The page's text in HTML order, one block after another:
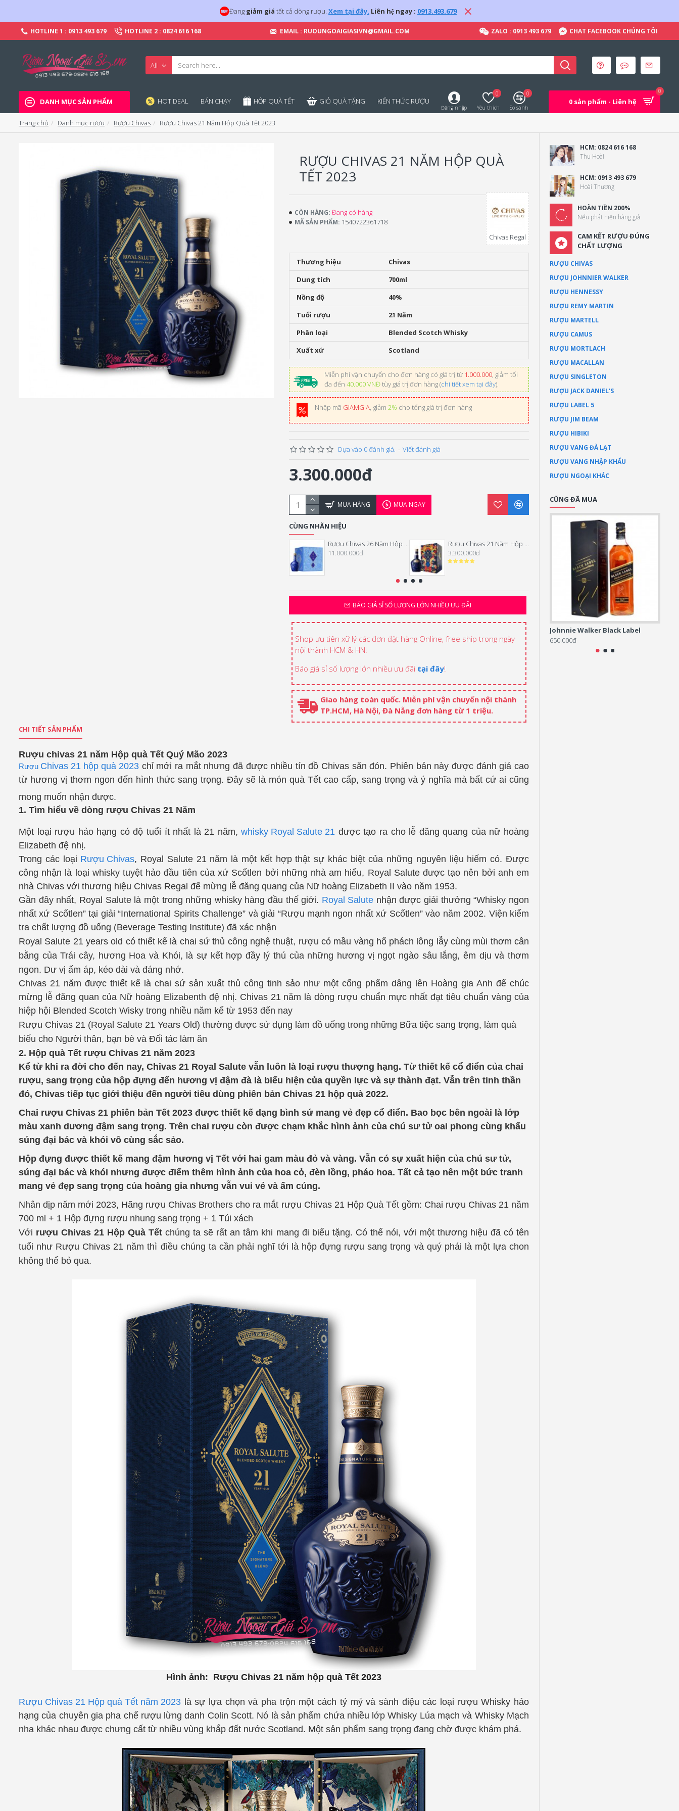
Đang giảm giá tất cả dòng rượu. Xem tại đây. Liên hệ ngay : 0913.493.679
HOTLINE 1 : 0913 493 679 HOTLINE 2 : 0824 616 168 EMAIL : RUOUNGOAIGIASIVN@GMAIL.COM ZALO : 0913 493 679 CHAT FACEBOOK CHÚNG TÔI
All
DANH MỤC SẢN PHẨM HOT DEAL BÁN CHẠY HỘP QUÀ TẾT GIỎ QUÀ TẶNG KIẾN THỨC RƯỢU
Đăng nhập Yêu thích
0
So sánh
0
0 sản phẩm - Liên hệ
0
Trang chủ Danh mục rượu Rượu Chivas Rượu Chivas 21 Năm Hộp Quà Tết 2023
RƯỢU CHIVAS 21 NĂM HỘP QUÀ
TẾT 2023
Thương hiệu
Chivas
Dung tích
700ml
Nồng độ
40%
Tuổi rượu
21 Năm
Phân loại
Blended Scotch Whisky
Xuất xứ
Scotland
Miễn phí vận chuyển cho đơn hàng có giá trị từ 1.000.000, giảm tối
đa đến 40.000 VNĐtùy giá trị đơn hàng (chi tiết xem tại đây).
Nhập mã GIAMGIA, giảm 2% cho tổng giá trị đơn hàng
CÒN HÀNG: Đang có hàng
MÃ SẢN PHẨM: 1540722361718
Chivas Regal
Dựa vào 0 đánh giá. - Viết đánh giá
3.300.000đ
MUA HÀNG MUA NGAY
BÁO GIÁ SỈ SỐ LƯỢNG LỚN NHIỀU ƯU ĐÃI
CÙNG NHÃN HIỆU
Rượu Chivas 26 Năm Hộp Quà Tết 2026
11.000.000đ
Rượu Chivas 21 Năm Hộp Quà Tết 2026
3.300.000đ
1.850.000đ
Shop ưu tiên xữ lý các đơn đặt hàng Online, free ship trong ngày
nội thành HCM & HN!
Báo giá sỉ số lượng lớn nhiều ưu đãi tại đây!
Giao hàng toàn quốc. Miễn phí vận chuyển nội thành
TP.HCM, Hà Nội, Đà Nẵng đơn hàng từ 1 triệu.
CHI TIẾT SẢN PHẨM
Rượu chivas 21 năm Hộp quà Tết Quý Mão 2023
Rượu Chivas 21 hộp quà 2023 chỉ mới ra mắt nhưng đã được nhiều tín đồ Chivas săn đón. Phiên bản này được đánh giá cao
từ hương vị thơm ngon đến hình thức sang trọng. Đây sẽ là món quà Tết cao cấp, sang trọng và ý nghĩa mà bất cứ ai cũng
mong muốn nhận được.
1. Tìm hiểu về dòng rượu Chivas 21 Năm
Một loại rượu hảo hạng có độ tuổi ít nhất là 21 năm,whisky Royal Salute 21 được tạo ra cho lễ đăng quang của nữ hoàng
Elizabeth đệ nhị.
Trong các loại Rượu Chivas, Royal Salute 21 năm là một kết hợp thật sự khác biệt của những nguyên liệu hiếm có. Được
công nhận là loại whisky tuyệt hảo đầu tiên của xứ Scốtlen bởi những nhà am hiểu, Royal Salute được tạo nên bởi anh em
nhà Chivas với thương hiệu Chivas Regal để mừng lễ đăng quang của Nữ hoàng Elizabeth II vào năm 1953.
Gần đây nhất, Royal Salute là một trong những whisky hàng đầu thế giới. Royal Salute nhận được giải thưởng “Whisky ngon
nhất xứ Scốtlen” tại giải “International Spirits Challenge” và giải “Rượu mạnh ngon nhất xứ Scốtlen” vào năm 2002. Viện kiểm
tra chất lượng đồ uống (Beverage Testing Institute) đã xác nhận
Royal Salute 21 years old có thiết kế là chai sứ thủ công nghệ thuật, rượu có mầu vàng hổ phách lông lẫy cùng mùi thơm cân
bằng của Trái cây, hương Hoa và Khói, là sự kết hợp đầy lý thú của những hương vị ngọt ngào sâu lắng, êm dịu và thơm
ngon. Dư vị ấm áp, kéo dài và đáng nhớ.
Chivas 21 năm được thiết kế là chai sứ sản xuất thủ công tinh sảo như một cống phẩm dâng lên Hoàng gia Anh để chúc
mừng lễ đăng quan của Nữ hoàng Elizabenth đệ nhị. Chivas 21 năm là dòng rượu chuẩn mực nhất đạt tiêu chuẩn vàng của
hiệp hội Blended Scotch Wisky trong nhiều năm kể từ 1953 đến nay
Rượu Chivas 21 (Royal Salute 21 Years Old) thường được sử dụng làm đồ uống trong những Bữa tiệc sang trọng, làm quà
biếu cho Người thân, bạn bè và Đối tác làm ăn
2. Hộp quà Tết rượu Chivas 21 năm 2023
Kể từ khi ra đời cho đến nay, Chivas 21 Royal Salute vẫn luôn là loại rượu thượng hạng. Từ thiết kế cổ điển của chai
rượu, sang trọng của hộp đựng đến hương vị đậm đà là biểu hiện của quyền lực và sự thành đạt. Vẫn trên tinh thần
đó, Chivas tiếp tục giới thiệu đến người tiêu dùng phiên bản Chivas 21 hộp quà 2022.
Chai rượu Chivas 21 phiên bản Tết 2023 được thiết kế dạng bình sứ mang vẻ đẹp cổ điển. Bao bọc bên ngoài là lớp
màu xanh dương đậm sang trọng. Trên chai rượu còn được chạm khắc hình ảnh của chú sư tử oai phong cùng khẩu
súng đại bác và khói vô cùng sắc sảo.
Hộp đựng được thiết kế mang đậm hương vị Tết với hai gam màu đỏ và vàng. Vẫn có sự xuất hiện của chú sư tử,
súng đại bác và khói nhưng được điểm thêm hình ảnh của hoa cỏ, đèn lồng, pháo hoa. Tất cả tạo nên một bức tranh
mang vẻ đẹp sang trọng của hoàng gia nhưng vẫn vui vẻ và ấm cúng.
Nhân dịp năm mới 2023, Hãng rượu Chivas Brothers cho ra mắt rượu Chivas 21 Hộp Quà Tết gồm: Chai rượu Chivas 21 năm
700 ml + 1 Hộp đựng rượu nhung sang trọng + 1 Túi xách
Với rượu Chivas 21 Hộp Quà Tết chúng ta sẽ rất an tâm khi mang đi biếu tặng. Có thể nói, với một thương hiệu đã có tên
tuổi như Rượu Chivas 21 năm thì điều chúng ta cần phải nghĩ tới là hộp đựng rượu sang trọng và quý phái là một lựa chon
không thể bỏ qua.
Hình ảnh: Rượu Chivas 21 năm hộp quà Tết 2023
Rượu Chivas 21 Hộp quà Tết năm 2023 là sự lựa chọn và pha trộn một cách tỷ mỷ và sành điệu các loại rượu Whisky hảo
hạng của chuyên gia pha chế rượu lừng danh Colin Scott. Nó là sản phẩm chứa nhiều lớp Whisky Lúa mạch và Whisky Mạch
nha khác nhau được chưng cất từ nhiều vùng khắp đất nước Scotland. Một sản phẩm sang trọng đang chờ được khám phá.
HCM: 0824 616 168
Thu Hoài
HCM: 0913 493 679
Hoài Thương
HOÀN TIỀN 200%
Nếu phát hiện hàng giả
CAM KẾT RƯỢU ĐÚNG
CHẤT LƯỢNG
RƯỢU CHIVAS
RƯỢU JOHNNIER WALKER
RƯỢU HENNESSY
RƯỢU REMY MARTIN
RƯỢU MARTELL
RƯỢU CAMUS
RƯỢU MORTLACH
RƯỢU MACALLAN
RƯỢU SINGLETON
RƯỢU JACK DANIEL'S
RƯỢU LABEL 5
RƯỢU JIM BEAM
RƯỢU HIBIKI
RƯỢU VANG ĐÀ LẠT
RƯỢU VANG NHẬP KHẨU
RƯỢU NGOẠI KHÁC
CŨNG ĐÃ MUA
Johnnie Walker Black Label
650.000đ